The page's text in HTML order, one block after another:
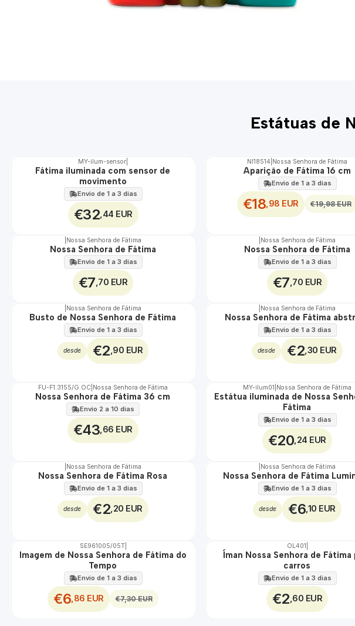
Estátuas de
🇵🇹
EXCLUSIVO
MY-ilum-sensor
Fátima iluminada com sensor de
movimento
Envio de 1 a 3 dias
€32 ,44 EUR
DESCONTO
NI18514 Nossa Senhora de Fátima
Aparição de Fátima 16 cm
Envio de 1 a 3 dias
€18 ,98 EUR €19,98 EUR
Nossa Senhora de Fátima
Nossa Senhora de Fátima
Envio de 1 a 3 dias
€7 ,70 EUR
Nossa Senhora de Fátima
Nossa Senhora de Fátima
Envio de 1 a 3 dias
€7 ,70 EUR
Nossa Senhora de Fátima
Busto de Nossa Senhora de Fátima
Envio de 1 a 3 dias
desde €2 ,90 EUR
Nossa Senhora de Fátima
Nossa Senhora de Fátima
Envio de 1 a 3 dias
desde €2 ,30 EUR
🇵🇹
FU-F1.3155/G.OC Nossa Senhora de Fátima
Nossa Senhora de Fátima 36 cm
Envio 2 a 10 dias
€43 ,66 EUR
🇵🇹
MY-ilum01 Nossa Senhora de Fátima
Estátua iluminada de Nossa
Fátima
Envio de 1 a 3 dias
€20 ,24 EUR
TOP
Nossa Senhora de Fátima
Nossa Senhora de Fátima Rosa
Envio de 1 a 3 dias
desde €2 ,20 EUR
Não Disponível
Nossa Senhora de Fátima
Nossa Senhora de Fátima
Envio de 1 a 3 dias
desde €6 ,10 EUR
DESCONTO
SE961005/05T|
Imagem de Nossa Senhora de Fátima do
Tempo
Envio de 1 a 3 dias
€6 ,86 EUR €7,30 EUR
TOP
OL401
Íman Nossa Senhora de Fátima
carros
Envio de 1 a 3 dias
€2 ,60 EUR